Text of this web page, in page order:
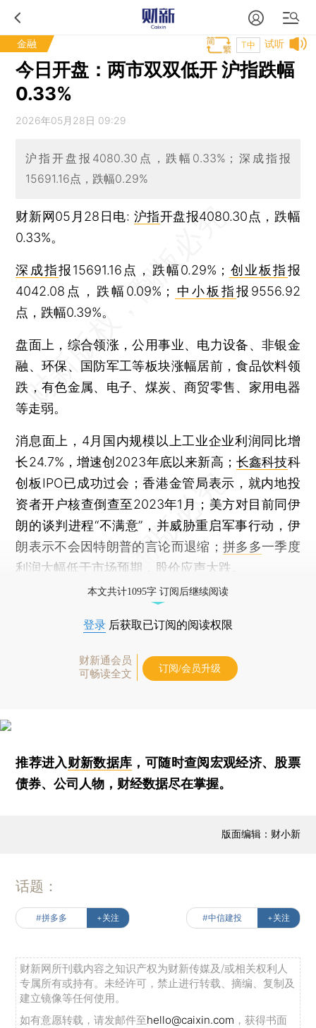
金融 试听
T中
今日开盘：两市双双低开 沪指跌幅
0.33%
2026年05月28日 09:29
沪指开盘报4080.30点，跌幅0.33%；深成指报
15691.16点，跌幅0.29%
财新网05月28日电: 沪指开盘报4080.30点，跌幅
0.33%。
深成指报15691.16点，跌幅0.29%； 创业板指报
4042.08点，跌幅0.09%；
中小板指报9556.92
点，跌幅0.39%。
盘面上，综合领涨，公用事业、电力设备、非银金
融、环保、国防军工等板块涨幅居前，食品饮料领
跌，有色金属、电子、煤炭、商贸零售、家用电器
等走弱。
消息面上，4月国内规模以上工业企业利润同比增
长24.7%，增速创2023年底以来新高； 长鑫科技科
创板IPO已成功过会；香港金管局表示，就内地投
资者开户核查倒查至2023年1月；美方对目前同伊
朗的谈判进程“不满意”，并威胁重启军事行动，伊
朗表示不会因特朗普的言论而退缩； 拼多多一季度
利润大幅低于市场预期，股价应声大跌。
本文共计1095字 订阅后继续阅读
登录 后获取已订阅的阅读权限
财新通会员
可畅读全文
订阅/会员升级
推荐进入财新数据库 ，可随时查阅宏观经济、股票
债券、公司人物，财经数据尽在掌握。
版面编辑：财小新
话题：
#拼多多 +关注 #中信建投 +关注
财新网所刊载内容之知识产权为财新传媒及/或相关权利人
专属所有或持有。未经许可，禁止进行转载、摘编、复制及
建立镜像等任何使用。
如有意愿转载，请发邮件至hello@caixin.com ，获得书面